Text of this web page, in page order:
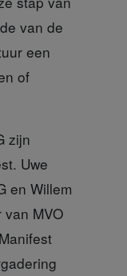
van de
een
of
zijn
Uwe
en Willem
MVO